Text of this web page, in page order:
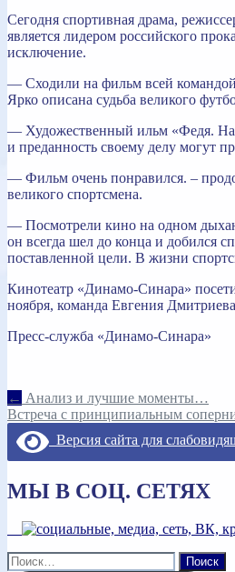
Сегодня спортивная драма,
является лидером российского
исключение.
— Сходили на фильм всей
Ярко описана судьба великого
— Художественный ильм «Федя.
и преданность своему делу могут
— Фильм очень понравился. –
великого спортсмена.
— Посмотрели кино на одном
он всегда шел до конца и добился
поставленной цели. В жизни
Кинотеатр «Динамо-Синара»
ноября, команда Евгения
Пресс-служба «Динамо-Синара»
Навигация
по
записям
← Анализ и лучшие моменты…
Встреча с принципиальным
Версия сайта для
МЫ В СОЦ. СЕТЯХ
Найти: